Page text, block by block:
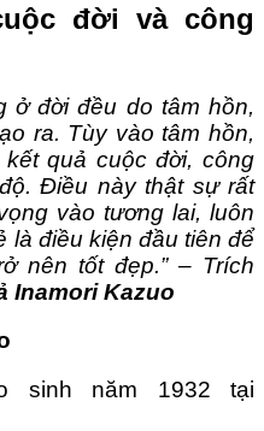
đời và công
ở đời đều do tâm hồn,
ra. Tùy vào tâm hồn,
quả cuộc đời, công
Điều này thật sự rất
vào tương lai, luôn
là điều kiện đầu tiên để
nên tốt đẹp.” – Trích
Inamori Kazuo
sinh năm 1932 tại